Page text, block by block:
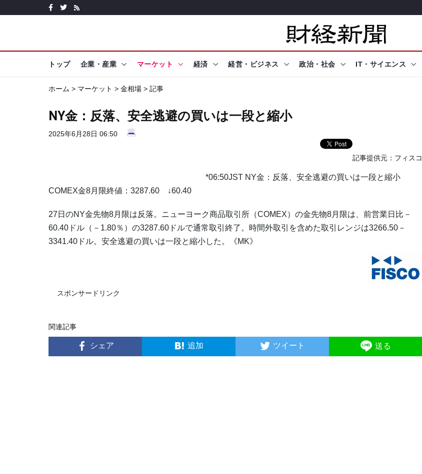
トップ 企業・産業 マーケット 経済 経営・ビジネス 政治・社会 IT・サイエンス
ホーム > マーケット > 金相場 > 記事
NY金：反落、安全逃避の買いは一段と縮小
2025年6月28日 06:50
記事提供元： フィスコ
*06:50JST NY金：反落、安全逃避の買いは一段と縮小
COMEX金8月限終値：3287.60 ↓60.40
27日のNY金先物8月限は反落。ニューヨーク商品取引所（COMEX）の金先物8月限は、前営業日比－
60.40ドル（－1.80％）の3287.60ドルで通常取引終了。時間外取引を含めた取引レンジは3266.50－
3341.40ドル。安全逃避の買いは一段と縮小した。《MK》
スポンサードリンク
関連記事
シェア 追加 ツイート 送る